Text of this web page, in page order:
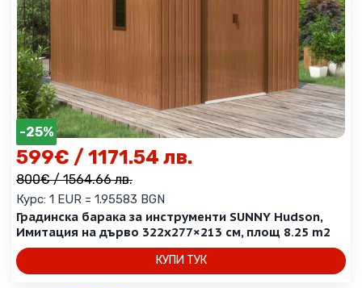
Градинска барака за инструменти SUNNY Hudson,
Имитация на дърво 322х277×213 см, площ 8.25 m2
-25%
800€/ 1564.66 лв.
599€ / 1171.54 лв.
Курс: 1 EUR = 1.95583 BGN
КУПИ ТУК